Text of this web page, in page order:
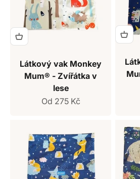
Látkový vak Monkey
Mum® - Zvířátka v
lese
Prodejní cena
Od 275 Kč